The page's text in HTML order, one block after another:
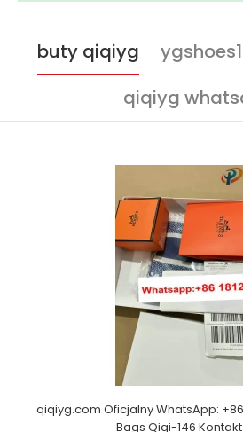
buty qiqiyg
qiqiyg
qiqiyg.com Oficjalny WhatsApp:
Bags Qiqi-146